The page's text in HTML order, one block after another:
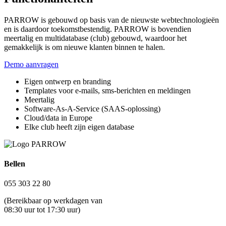
PARROW is gebouwd op basis van de nieuwste webtechnologieën
en is daardoor toekomstbestendig. PARROW is bovendien
meertalig en multidatabase (club) gebouwd, waardoor het
gemakkelijk is om nieuwe klanten binnen te halen.
Demo aanvragen
Eigen ontwerp en branding
Templates voor e-mails, sms-berichten en meldingen
Meertalig
Software-As-A-Service (SAAS-oplossing)
Cloud/data in Europe
Elke club heeft zijn eigen database
Bellen
055 303 22 80
(Bereikbaar op werkdagen van
08:30 uur tot 17:30 uur)